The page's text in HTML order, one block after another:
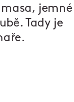
masa, jemné
Tady je